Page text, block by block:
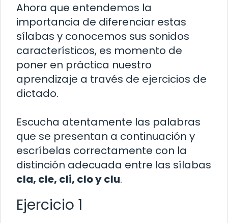
Ahora que entendemos la
importancia de diferenciar estas
sílabas y conocemos sus sonidos
característicos, es momento de
poner en práctica nuestro
aprendizaje a través de ejercicios de
dictado.
Escucha atentamente las palabras
que se presentan a continuación y
escríbelas correctamente con la
distinción adecuada entre las sílabas
cla, cle, cli, clo y clu.
Ejercicio 1